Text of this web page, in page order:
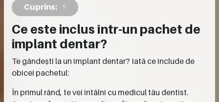
Cuprins:
Ce este inclus într-un pachet de
implant dentar?
Te gândești la un implant dentar? Iată ce include de
obicei pachetul:
În primul rând, te vei întâlni cu medicul tău dentist.